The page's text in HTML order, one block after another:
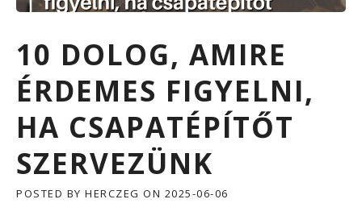
10 DOLOG, AMIRE
ÉRDEMES FIGYELNI,
HA CSAPATÉPÍTŐT
SZERVEZÜNK
POSTED BY HERCZEG ON 2025-06-06